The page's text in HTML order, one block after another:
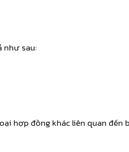
như sau:
hợp đồng khác liên quan đến